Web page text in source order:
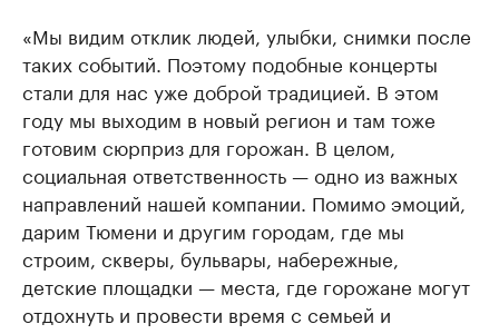
«Мы видим отклик людей, улыбки, снимки после
таких событий. Поэтому подобные концерты
стали для нас уже доброй традицией. В этом
году мы выходим в новый регион и там тоже
готовим сюрприз для горожан. В целом,
социальная ответственность — одно из важных
направлений нашей компании. Помимо эмоций,
дарим Тюмени и другим городам, где мы
строим, скверы, бульвары, набережные,
детские площадки — места, где горожане могут
отдохнуть и провести время с семьей и